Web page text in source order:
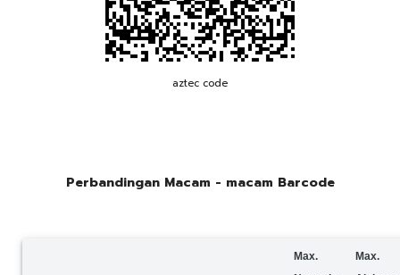
aztec code
Perbandingan Macam - macam Barcode
Max.
Max.